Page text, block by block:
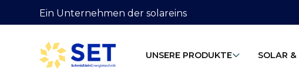
Ein Unternehmen der solareins
UNSERE PRODUKTE SOLAR &